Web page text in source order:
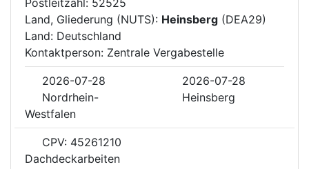
Land, Gliederung (NUTS): Heinsberg (DEA29)
Land: Deutschland
Kontaktperson: Zentrale Vergabestelle
2026-07-28
2026-07-28
Nordrhein-
Westfalen
Heinsberg
CPV: 45261210
Dachdeckarbeiten